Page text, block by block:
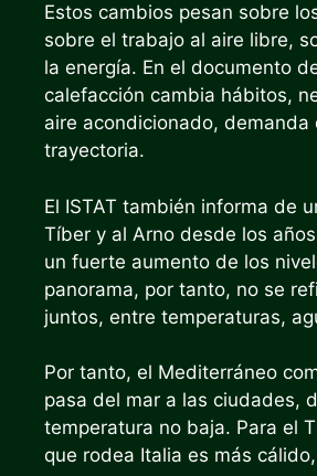
Estos cambios pesan sobre
sobre el trabajo al aire libre,
la energía. En el documento
calefacción cambia hábitos,
aire acondicionado,
trayectoria.
El ISTAT también informa de
Tíber y al Arno desde los
un fuerte aumento de los
panorama, por tanto, no se
juntos, entre temperaturas,
Por tanto, el Mediterráneo
pasa del mar a las ciudades,
temperatura no baja. Para el
que rodea Italia es más